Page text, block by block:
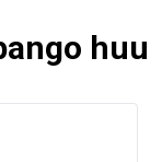
huu